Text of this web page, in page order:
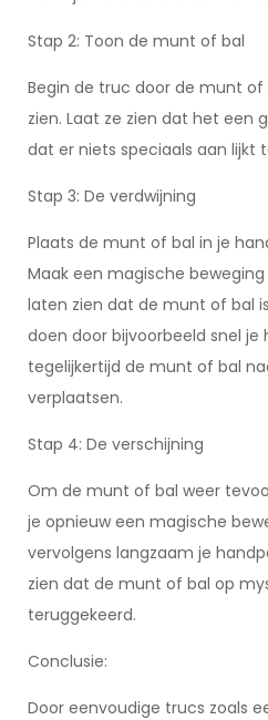
Stap 2: Toon de munt of bal
Begin de truc door de munt
zien. Laat ze zien dat het een
dat er niets speciaals aan lijkt
Stap 3: De verdwijning
Plaats de munt of bal in je
Maak een magische
laten zien dat de munt of bal
doen door bijvoorbeeld snel
tegelijkertijd de munt of bal
verplaatsen.
Stap 4: De verschijning
Om de munt of bal weer
je opnieuw een magische
vervolgens langzaam je
zien dat de munt of bal op
teruggekeerd.
Conclusie:
Door eenvoudige trucs zoals